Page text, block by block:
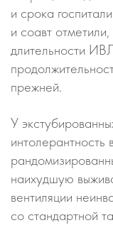
и срока
и соавт
длительности
прежней.
У
наихудшую
вентиляции
со стандартной